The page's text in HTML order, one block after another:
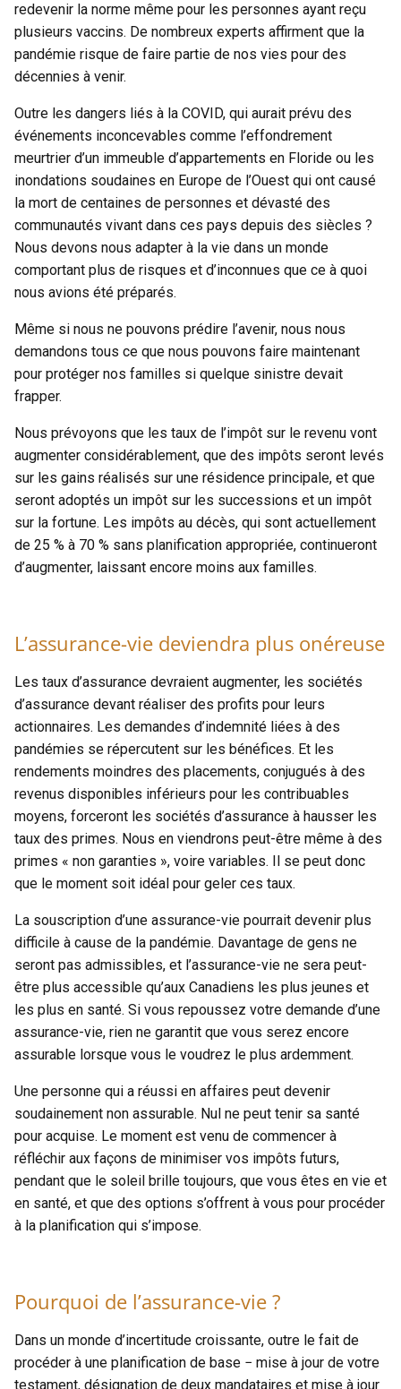
redevenir la norme même pour les personnes ayant reçu
plusieurs vaccins. De nombreux experts affirment que la
pandémie risque de faire partie de nos vies pour des
décennies à venir.
Outre les dangers liés à la COVID, qui aurait prévu des
événements inconcevables comme l’effondrement
meurtrier d’un immeuble d’appartements en Floride ou les
inondations soudaines en Europe de l’Ouest qui ont causé
la mort de centaines de personnes et dévasté des
communautés vivant dans ces pays depuis des siècles ?
Nous devons nous adapter à la vie dans un monde
comportant plus de risques et d’inconnues que ce à quoi
nous avions été préparés.
Même si nous ne pouvons prédire l’avenir, nous nous
demandons tous ce que nous pouvons faire maintenant
pour protéger nos familles si quelque sinistre devait
frapper.
Nous prévoyons que les taux de l’impôt sur le revenu vont
augmenter considérablement, que des impôts seront levés
sur les gains réalisés sur une résidence principale, et que
seront adoptés un impôt sur les successions et un impôt
sur la fortune. Les impôts au décès, qui sont actuellement
de 25 % à 70 % sans planification appropriée, continueront
d’augmenter, laissant encore moins aux familles.
L’assurance-vie deviendra plus onéreuse
Les taux d’assurance devraient augmenter, les sociétés
d’assurance devant réaliser des profits pour leurs
actionnaires. Les demandes d’indemnité liées à des
pandémies se répercutent sur les bénéfices. Et les
rendements moindres des placements, conjugués à des
revenus disponibles inférieurs pour les contribuables
moyens, forceront les sociétés d’assurance à hausser les
taux des primes. Nous en viendrons peut-être même à des
primes « non garanties », voire variables. Il se peut donc
que le moment soit idéal pour geler ces taux.
La souscription d’une assurance-vie pourrait devenir plus
difficile à cause de la pandémie. Davantage de gens ne
seront pas admissibles, et l’assurance-vie ne sera peut-
être plus accessible qu’aux Canadiens les plus jeunes et
les plus en santé. Si vous repoussez votre demande d’une
assurance-vie, rien ne garantit que vous serez encore
assurable lorsque vous le voudrez le plus ardemment.
Une personne qui a réussi en affaires peut devenir
soudainement non assurable. Nul ne peut tenir sa santé
pour acquise. Le moment est venu de commencer à
réfléchir aux façons de minimiser vos impôts futurs,
pendant que le soleil brille toujours, que vous êtes en vie et
en santé, et que des options s’offrent à vous pour procéder
à la planification qui s’impose.
Pourquoi de l’assurance-vie ?
Dans un monde d’incertitude croissante, outre le fait de
procéder à une planification de base − mise à jour de votre
testament, désignation de deux mandataires et mise à jour